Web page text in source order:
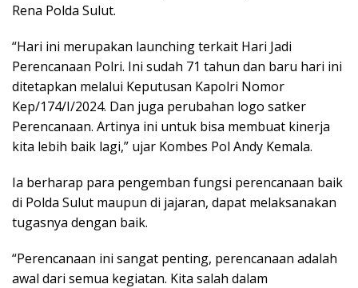
Rena Polda Sulut.
“Hari ini merupakan launching terkait Hari Jadi
Perencanaan Polri. Ini sudah 71 tahun dan baru hari ini
ditetapkan melalui Keputusan Kapolri Nomor
Kep/174/I/2024. Dan juga perubahan logo satker
Perencanaan. Artinya ini untuk bisa membuat kinerja
kita lebih baik lagi,” ujar Kombes Pol Andy Kemala.
Ia berharap para pengemban fungsi perencanaan baik
di Polda Sulut maupun di jajaran, dapat melaksanakan
tugasnya dengan baik.
“Perencanaan ini sangat penting, perencanaan adalah
awal dari semua kegiatan. Kita salah dalam